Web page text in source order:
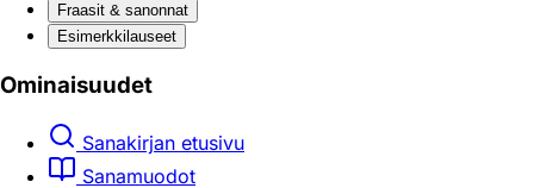
Fraasit & sanonnat
Esimerkkilauseet
Ominaisuudet
Sanakirjan etusivu
Sanamuodot